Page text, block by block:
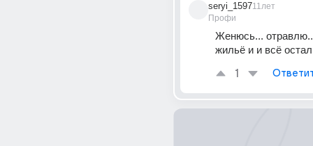
seryi_1597
Профи
11лет
Женюсь...
жильё и и всё
1